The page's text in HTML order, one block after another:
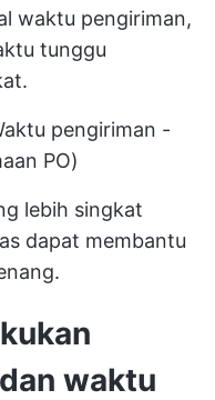
waktu pengiriman,
tunggu
pengiriman -
PO)
lebih singkat
dapat membantu
waktu